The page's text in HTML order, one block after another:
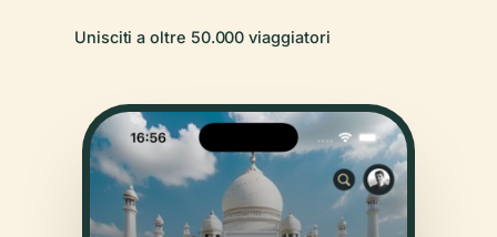
Unisciti a oltre 50.000 viaggiatori